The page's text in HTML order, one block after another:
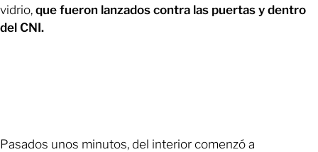
vidrio, que fueron lanzados contra las puertas y dentro
del CNI.
Pasados unos minutos, del interior comenzó a